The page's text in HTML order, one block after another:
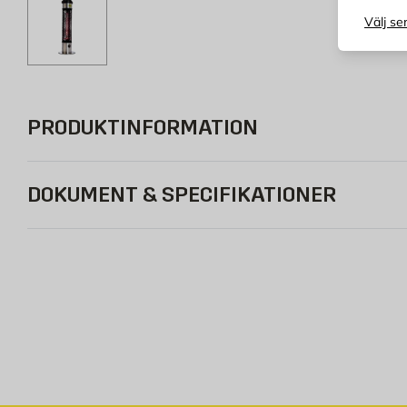
Välj
PRODUKTINFORMATION
DOKUMENT & SPECIFIKATIONER